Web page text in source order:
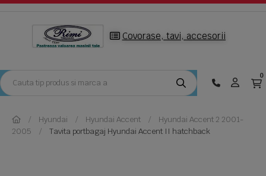
Covorase, tavi, accesorii
0
Hyundai Hyundai Accent
Hyundai Accent 2 2001-
2005
Tavita portbagaj Hyundai Accent II hatchback